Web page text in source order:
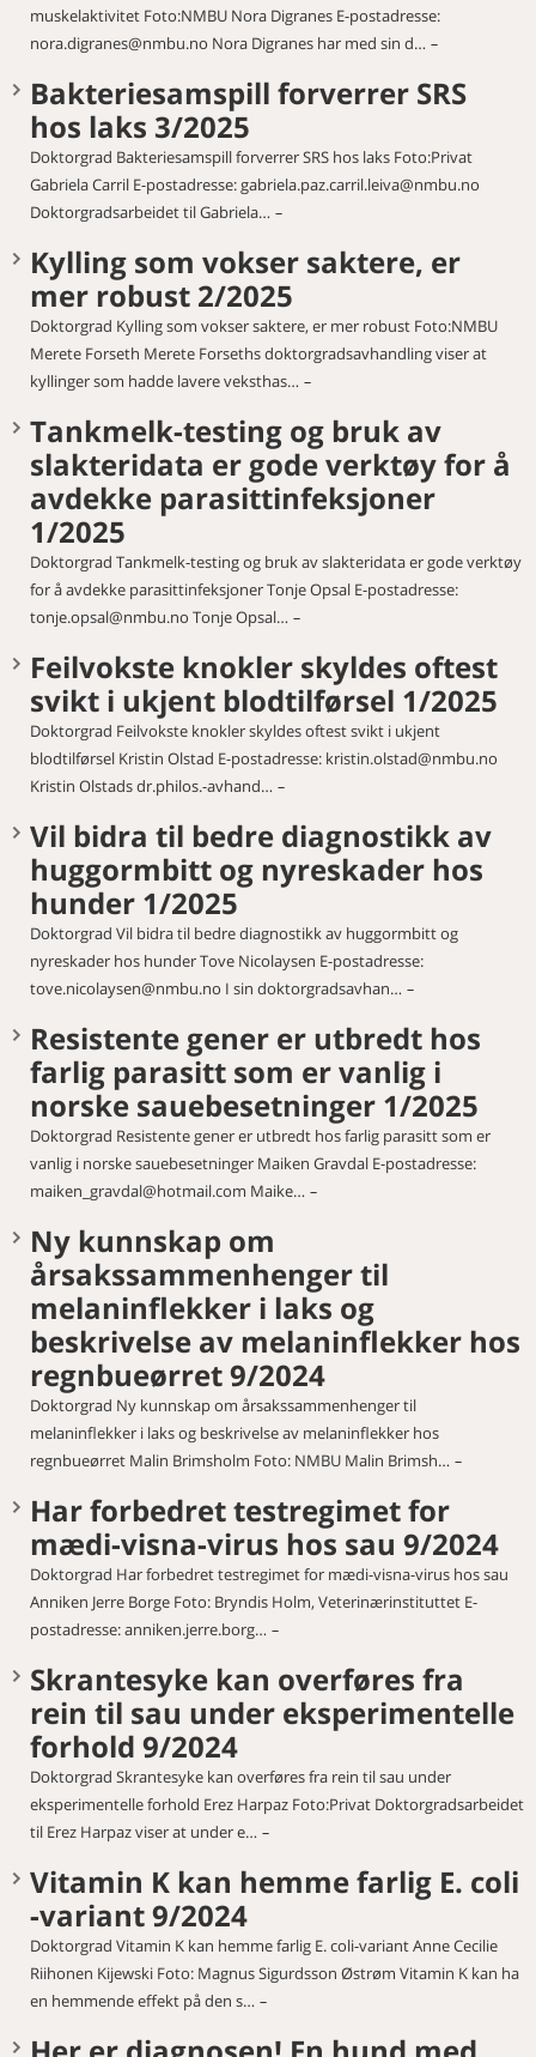
muskelaktivitet Foto:NMBU Nora Digranes E-postadresse:
nora.digranes@nmbu.no Nora Digranes har med sin d…
Bakteriesamspill forverrer SRS
hos laks 3/2025
Doktorgrad Bakteriesamspill forverrer SRS hos laks Foto:Privat
Gabriela Carril E-postadresse: gabriela.paz.carril.leiva@nmbu.no
Doktorgradsarbeidet til Gabriela…
Kylling som vokser saktere, er
mer robust 2/2025
Doktorgrad Kylling som vokser saktere, er mer robust Foto:NMBU
Merete Forseth Merete Forseths doktorgradsavhandling viser at
kyllinger som hadde lavere veksthas…
Tankmelk-testing og bruk av
slakteridata er gode verktøy for å
avdekke parasittinfeksjoner
1/2025
Doktorgrad Tankmelk-testing og bruk av slakteridata er gode verktøy
for å avdekke parasittinfeksjoner Tonje Opsal E-postadresse:
tonje.opsal@nmbu.no Tonje Opsal…
Feilvokste knokler skyldes oftest
svikt i ukjent blodtilførsel 1/2025
Doktorgrad Feilvokste knokler skyldes oftest svikt i ukjent
blodtilførsel Kristin Olstad E-postadresse: kristin.olstad@nmbu.no
Kristin Olstads dr.philos.-avhand…
Vil bidra til bedre diagnostikk av
huggormbitt og nyreskader hos
hunder 1/2025
Doktorgrad Vil bidra til bedre diagnostikk av huggormbitt og
nyreskader hos hunder Tove Nicolaysen E-postadresse:
tove.nicolaysen@nmbu.no I sin doktorgradsavhan…
Resistente gener er utbredt hos
farlig parasitt som er vanlig i
norske sauebesetninger 1/2025
Doktorgrad Resistente gener er utbredt hos farlig parasitt som er
vanlig i norske sauebesetninger Maiken Gravdal E-postadresse:
maiken_gravdal@hotmail.com Maike…
Ny kunnskap om
årsakssammenhenger til
melaninflekker i laks og
beskrivelse av melaninflekker hos
regnbueørret 9/2024
Doktorgrad Ny kunnskap om årsakssammenhenger til
melaninflekker i laks og beskrivelse av melaninflekker hos
regnbueørret Malin Brimsholm Foto: NMBU Malin Brimsh…
Har forbedret testregimet for
mædi-visna-virus hos sau 9/2024
Doktorgrad Har forbedret testregimet for mædi-visna-virus hos sau
Anniken Jerre Borge Foto: Bryndis Holm, Veterinærinstituttet E-
postadresse: anniken.jerre.borg…
Skrantesyke kan overføres fra
rein til sau under eksperimentelle
forhold 9/2024
Doktorgrad Skrantesyke kan overføres fra rein til sau under
eksperimentelle forhold Erez Harpaz Foto:Privat Doktorgradsarbeidet
til Erez Harpaz viser at under e…
Vitamin K kan hemme farlig E. coli
-variant 9/2024
Doktorgrad Vitamin K kan hemme farlig E. coli-variant Anne Cecilie
Riihonen Kijewski Foto: Magnus Sigurdsson Østrøm Vitamin K kan ha
en hemmende effekt på den s…